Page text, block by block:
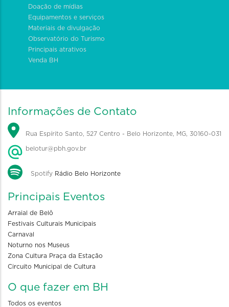
Doação de mídias
Equipamentos e serviços
Materiais de divulgação
Observatório do Turismo
Principais atrativos
Venda BH
Informações de Contato
Rua Espírito Santo, 527 Centro - Belo Horizonte, MG, 30160-031
belotur@pbh.gov.br
Spotify Rádio Belo Horizonte
Principais Eventos
Arraial de Belô
Festivais Culturais Municipais
Carnaval
Noturno nos Museus
Zona Cultura Praça da Estação
Circuito Municipal de Cultura
O que fazer em BH
Todos os eventos